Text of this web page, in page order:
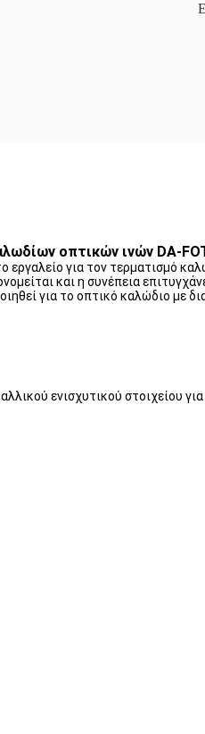
οπτικών ινών DA-
για τον τερματισμό
και η συνέπεια
για το οπτικό καλώδιο με
ενισχυτικού στοιχείου